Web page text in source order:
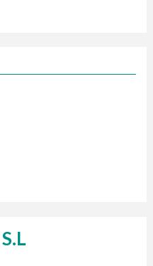
– NextGenerationEU